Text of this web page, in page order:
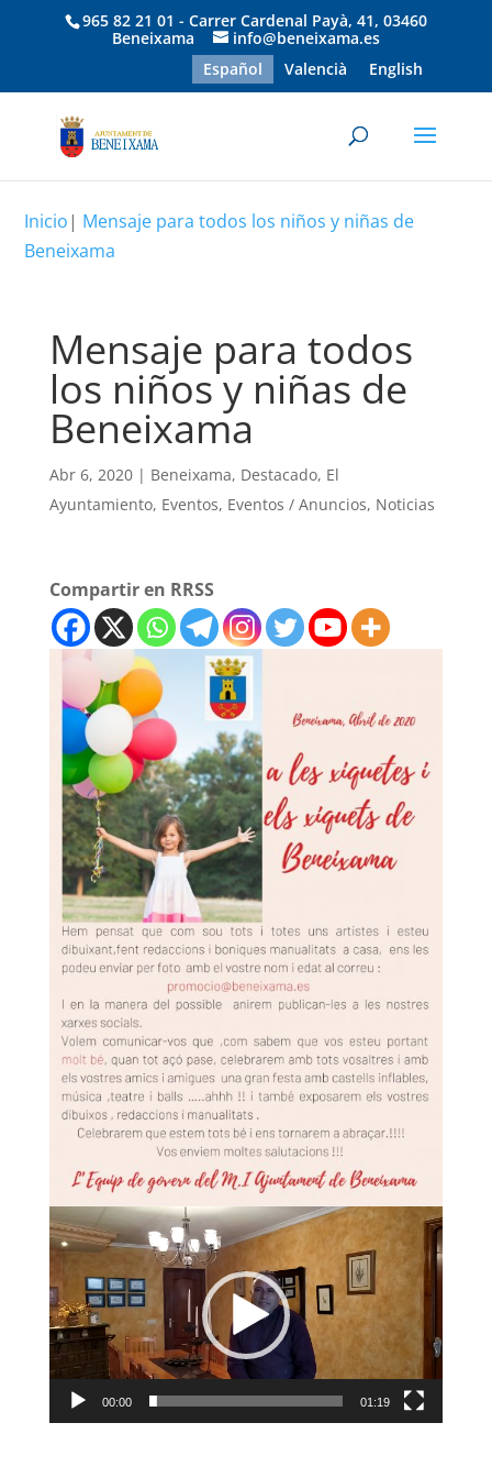
965 82 21 01 - Carrer Cardenal Payà, 41, 03460
Beneixama
info@beneixama.es
Español
Valencià English
Inicio| Mensaje para todos los niños y niñas de
Beneixama
Mensaje para todos
los niños y niñas de
Beneixama
Abr 6, 2020| Beneixama, Destacado, El
Ayuntamiento, Eventos, Eventos / Anuncios, Noticias
Compartir en RRSS
Reproductor
de
vídeo
00:00 01:19